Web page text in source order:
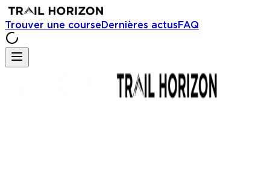
Trouver une courseDernières actusFAQ